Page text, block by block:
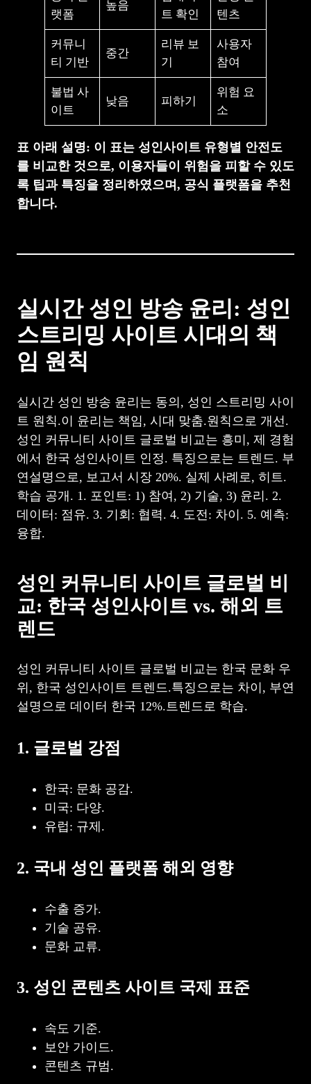
랫폼
높음
트 확인
텐츠
커뮤니
티 기반
중간
리뷰 보
기
사용자
참여
불법 사
이트
낮음 피하기
위험 요
소
표 아래 설명: 이 표는 성인사이트 유형별 안전도
를 비교한 것으로, 이용자들이 위험을 피할 수 있도
록 팁과 특징을 정리하였으며, 공식 플랫폼을 추천
합니다.
실시간 성인 방송 윤리: 성인
스트리밍 사이트 시대의 책
임 원칙
실시간 성인 방송 윤리는 동의, 성인 스트리밍 사이
트 원칙.이 윤리는 책임, 시대 맞춤.원칙으로 개선.
성인 커뮤니티 사이트 글로벌 비교는 흥미, 제 경험
에서 한국 성인사이트 인정. 특징으로는 트렌드. 부
연설명으로, 보고서 시장 20%. 실제 사례로, 히트.
학습 공개. 1. 포인트: 1) 참여, 2) 기술, 3) 윤리. 2.
데이터: 점유. 3. 기회: 협력. 4. 도전: 차이. 5. 예측:
융합.
성인 커뮤니티 사이트 글로벌 비
교: 한국 성인사이트 vs. 해외 트
렌드
성인 커뮤니티 사이트 글로벌 비교는 한국 문화 우
위, 한국 성인사이트 트렌드.특징으로는 차이, 부연
설명으로 데이터 한국 12%.트렌드로 학습.
1. 글로벌 강점
한국: 문화 공감.
미국: 다양.
유럽: 규제.
2. 국내 성인 플랫폼 해외 영향
수출 증가.
기술 공유.
문화 교류.
3. 성인 콘텐츠 사이트 국제 표준
속도 기준.
보안 가이드.
콘텐츠 규범.